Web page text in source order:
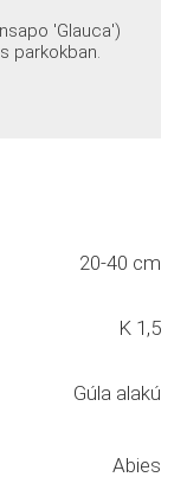
'Glauca')
parkokban.
20-40 cm
K 1,5
Gúla alakú
Abies